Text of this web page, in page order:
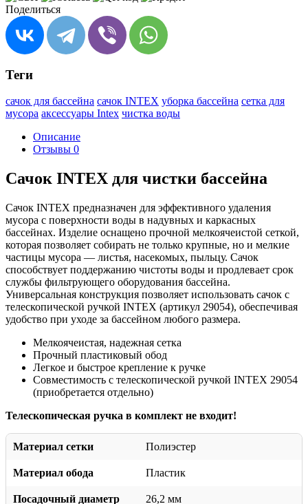
Поделиться
Теги
сачок для бассейна сачок INTEX уборка бассейна сетка для
мусора аксессуары Intex чистка воды
Описание
Отзывы 0
Сачок INTEX для чистки бассейна
Сачок INTEX предназначен для эффективного удаления
мусора с поверхности воды в надувных и каркасных
бассейнах. Изделие оснащено прочной мелкоячеистой сеткой,
которая позволяет собирать не только крупные, но и мелкие
частицы мусора — листья, насекомых, пыльцу. Сачок
способствует поддержанию чистоты воды и продлевает срок
службы фильтрующего оборудования бассейна.
Универсальная конструкция позволяет использовать сачок с
телескопической ручкой INTEX (артикул 29054), обеспечивая
удобство при уходе за бассейном любого размера.
Мелкоячеистая, надежная сетка
Прочный пластиковый обод
Легкое и быстрое крепление к ручке
Совместимость с телескопической ручкой INTEX 29054
(приобретается отдельно)
Телескопическая ручка в комплект не входит!
Материал сетки Полиэстер
Материал обода Пластик
Посадочный диаметр 26,2 мм